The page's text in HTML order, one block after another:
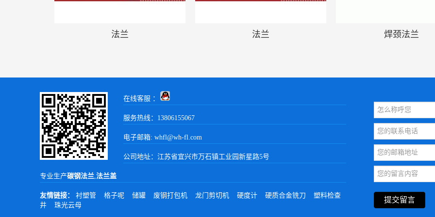
法兰 法兰 焊颈法兰
在线客服 ：
服务热线：13806155067
电子邮箱: whfl@wh-fl.com
公司地址：江苏省宜兴市万石镇工业园新星路5号
专业生产碳钢法兰,法兰盖
友情链接： 衬塑管 格子呢 储罐 废钢打包机 龙门剪切机 硬度计 硬质合金铣刀
塑料检查
井
珠光云母